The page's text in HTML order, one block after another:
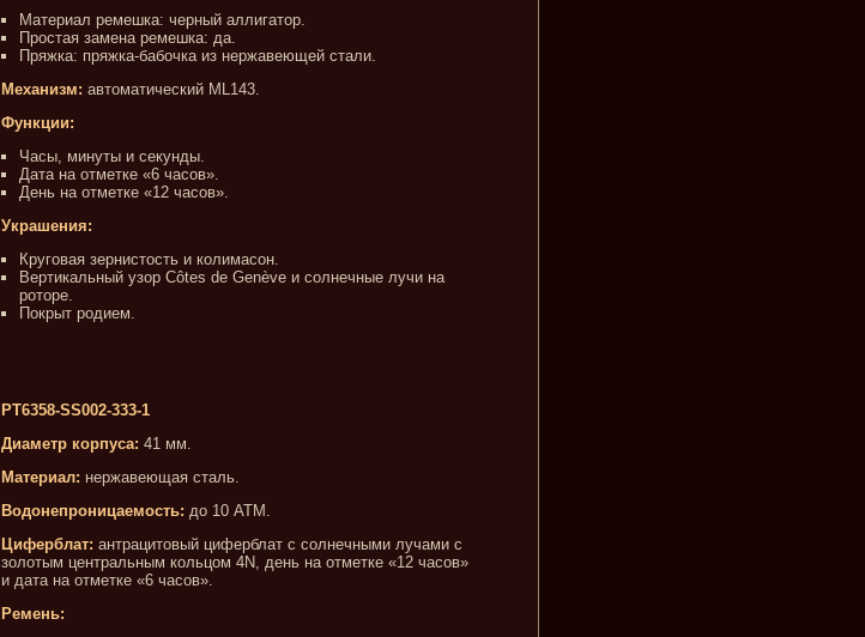
Материал ремешка: черный аллигатор.
Простая замена ремешка: да.
Пряжка: пряжка-бабочка из нержавеющей стали.
Механизм: автоматический ML143.
Функции:
Часы, минуты и секунды.
Дата на отметке «6 часов».
День на отметке «12 часов».
Украшения:
Круговая зернистость и колимасон.
Вертикальный узор Côtes de Genève и солнечные лучи на
роторе.
Покрыт родием.
PT6358-SS002-333-1
Диаметр корпуса: 41 мм.
Материал: нержавеющая сталь.
Водонепроницаемость: до 10 АТМ.
Циферблат: антрацитовый циферблат с солнечными лучами с
золотым центральным кольцом 4N, день на отметке «12 часов»
и дата на отметке «6 часов».
Ремень: